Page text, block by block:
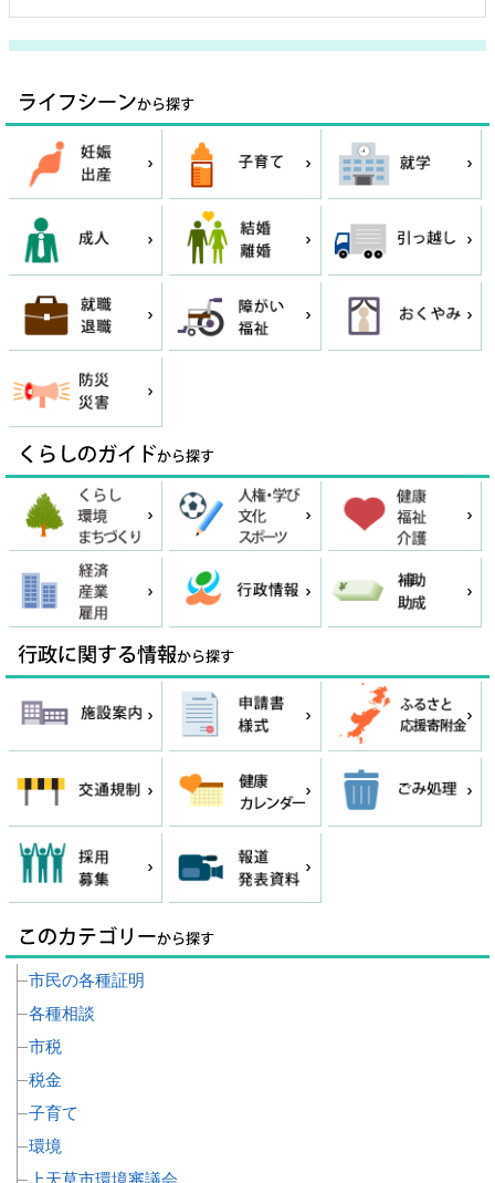
市民の各種証明
各種相談
市税
税金
子育て
環境